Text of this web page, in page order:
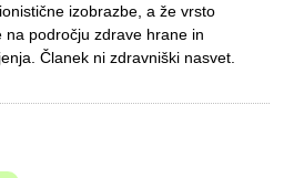
izobrazbe, a že vrsto
na področju zdrave hrane in
Članek ni zdravniški nasvet.